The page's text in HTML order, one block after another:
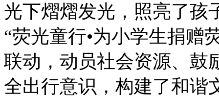
光下熠熠发光，照亮了孩
“荧光童行•为小学生捐赠
联动，动员社会资源、鼓
全出行意识，构建了和谐